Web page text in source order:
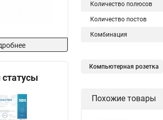
Количество полюсов
Количество постов
Комбинация
Компьютерная розетка
ADSL фильтр
Похожие товары